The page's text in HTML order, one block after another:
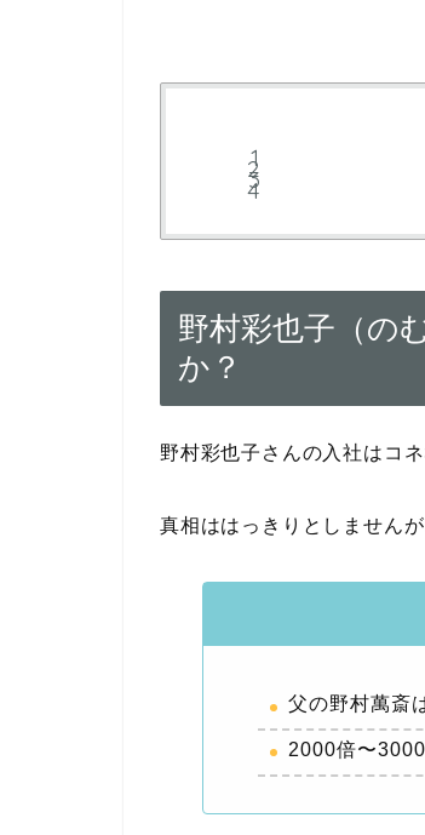
野村彩也子（の
か？
野村彩也子さんの入社はコ
真相ははっきりとしません
父の野村萬斎
2000倍〜